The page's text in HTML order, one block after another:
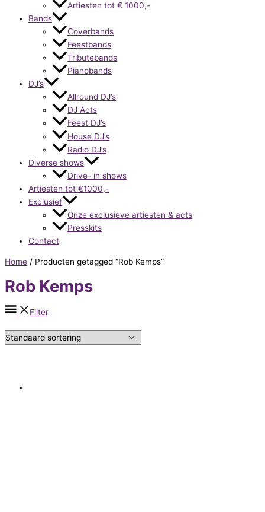
Artiesten tot € 1000,-
Bands
Coverbands
Feestbands
Tributebands
Pianobands
DJ’s
Allround DJ’s
DJ Acts
Feest DJ’s
House DJ’s
Radio DJ’s
Diverse shows
Drive- in shows
Artiesten tot €1000,-
Exclusief
Onze exclusieve artiesten & acts
Presskits
Contact
Home / Producten getagged “Rob Kemps”
Rob Kemps
Filter